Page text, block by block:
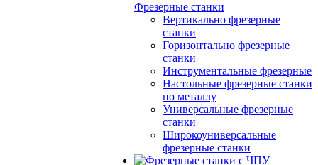
Фрезерные станки
Вертикально фрезерные
станки
Горизонтально фрезерные
станки
Инструментальные фрезерные
Настольные фрезерные станки
по металлу
Универсальные фрезерные
станки
Широкоуниверсальные
фрезерные станки